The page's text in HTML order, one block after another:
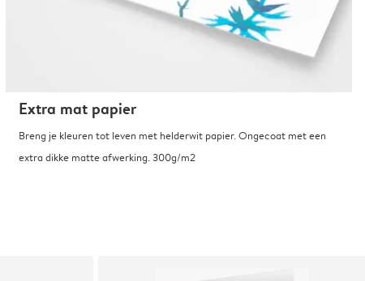
Extra mat papier
Breng je kleuren tot leven met helderwit papier. Ongecoat met een
extra dikke matte afwerking. 300g/m2